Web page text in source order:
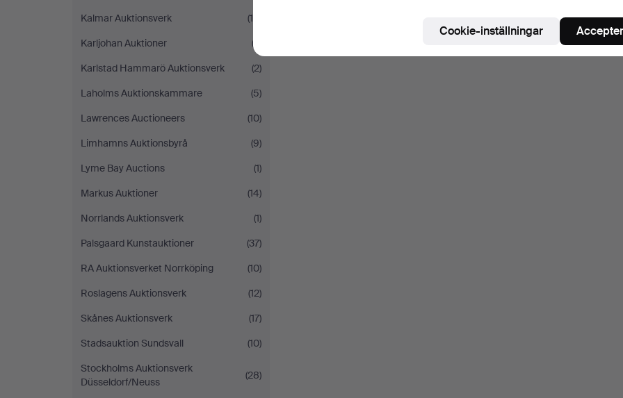
Kalmar Auktionsverk
(15)
Karljohan Auktioner
(2)
Karlstad Hammarö Auktionsverk
(2)
Laholms Auktionskammare
(5)
Lawrences Auctioneers
(10)
Limhamns Auktionsbyrå
(9)
Lyme Bay Auctions
(1)
Markus Auktioner
(14)
Norrlands Auktionsverk
(1)
Palsgaard Kunstauktioner
(37)
RA Auktionsverket Norrköping
(10)
Roslagens Auktionsverk
(12)
Skånes Auktionsverk
(17)
Stadsauktion Sundsvall
(10)
Stockholms Auktionsverk
Düsseldorf/Neuss
(28)
Cookie-inställningar